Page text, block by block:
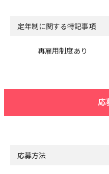
定年制に関する特記事項
再雇用制度あり
応
応募方法